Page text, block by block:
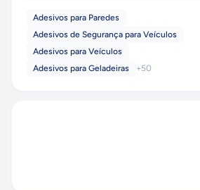
dos mais variados materiais
pvc, aço escovado e aço
pintura automotiva e etc.
interna e externa.
Adesivos para Paredes
Adesivos de Segurança para Veículos
Adesivos para Veículos
Adesivos para Geladeiras
+50